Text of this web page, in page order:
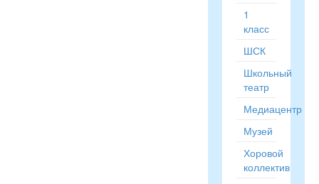
1
класс
ШСК
Школьный
театр
Медиацентр
Музей
Хоровой
коллектив